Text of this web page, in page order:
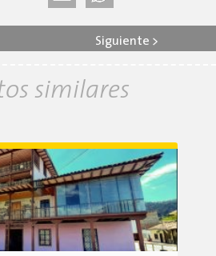
Siguiente >
similares